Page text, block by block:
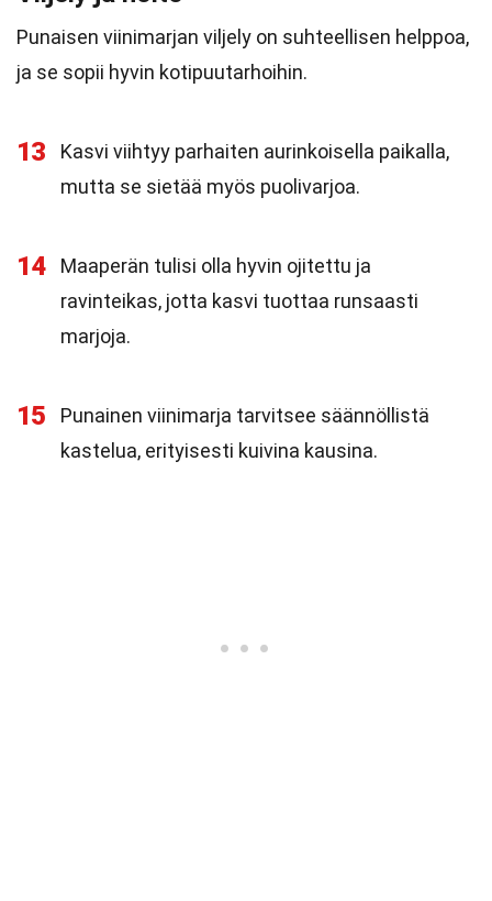
Punaisen viinimarjan viljely on suhteellisen helppoa,
ja se sopii hyvin kotipuutarhoihin.
13
Kasvi viihtyy parhaiten aurinkoisella paikalla,
mutta se sietää myös puolivarjoa.
14
Maaperän tulisi olla hyvin ojitettu ja
ravinteikas, jotta kasvi tuottaa runsaasti
marjoja.
15
Punainen viinimarja tarvitsee säännöllistä
kastelua, erityisesti kuivina kausina.